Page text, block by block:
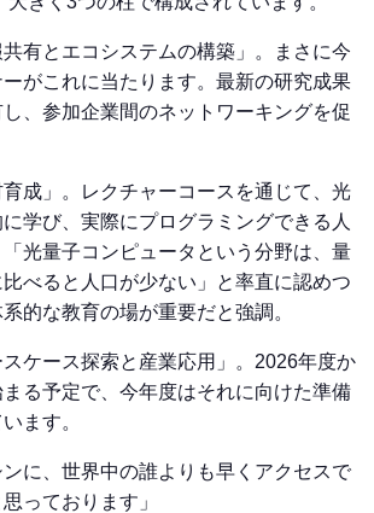
有とエコシステムの構築」。まさに今
がこれに当たります。最新の研究成果
、参加企業間のネットワーキングを促
成」。レクチャーコースを通じて、光
学び、実際にプログラミングできる人
光量子コンピュータという分野は、量
べると人口が少ない」と率直に認めつ
的な教育の場が重要だと強調。
ケース探索と産業応用」。2026年度か
る予定で、今年度はそれに向けた準備
ます。
ンに、世界中の誰よりも早くアクセスで
っております」